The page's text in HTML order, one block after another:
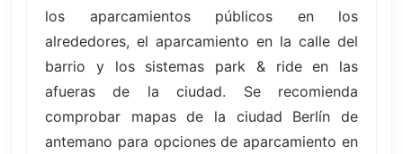
los aparcamientos públicos en los
alrededores, el aparcamiento en la calle del
barrio y los sistemas park & ride en las
afueras de la ciudad. Se recomienda
comprobar mapas de la ciudad Berlín de
antemano para opciones de aparcamiento en